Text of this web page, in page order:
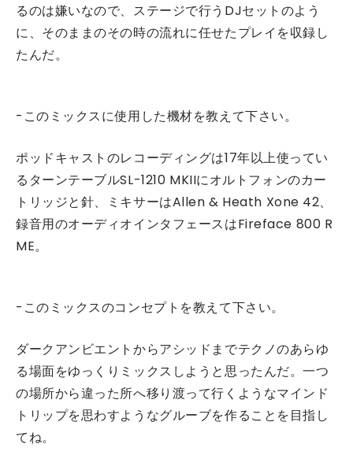
るのは嫌いなので、ステージで行うDJセットのよう
に、そのままのその時の流れに任せたプレイを収録し
たんだ。
-このミックスに使用した機材を教えて下さい。
ポッドキャストのレコーディングは17年以上使ってい
るターンテーブルSL-1210 MKIIにオルトフォンのカー
トリッジと針、ミキサーはAllen & Heath Xone 42、
録音用のオーディオインタフェースはFireface 800 R
ME。
-このミックスのコンセプトを教えて下さい。
ダークアンビエントからアシッドまでテクノのあらゆ
る場面をゆっくりミックスしようと思ったんだ。一つ
の場所から違った所へ移り渡って行くようなマインド
トリップを思わすようなグルーブを作ることを目指し
てね。